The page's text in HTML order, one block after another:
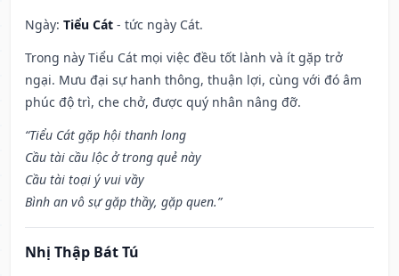
Ngày: Tiểu Cát - tức ngày Cát.
Trong này Tiểu Cát mọi việc đều tốt lành và ít gặp trở
ngại. Mưu đại sự hanh thông, thuận lợi, cùng với đó âm
phúc độ trì, che chở, được quý nhân nâng đỡ.
“Tiểu Cát gặp hội thanh long
Cầu tài cầu lộc ở trong quẻ này
Cầu tài toại ý vui vầy
Bình an vô sự gặp thầy, gặp quen.”
Nhị Thập Bát Tú